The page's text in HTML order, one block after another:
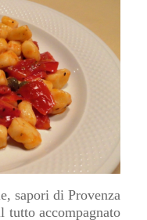
sapori di Provenza
accompagnato